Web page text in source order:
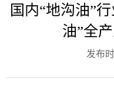
国内“地沟油”
油”全
发布